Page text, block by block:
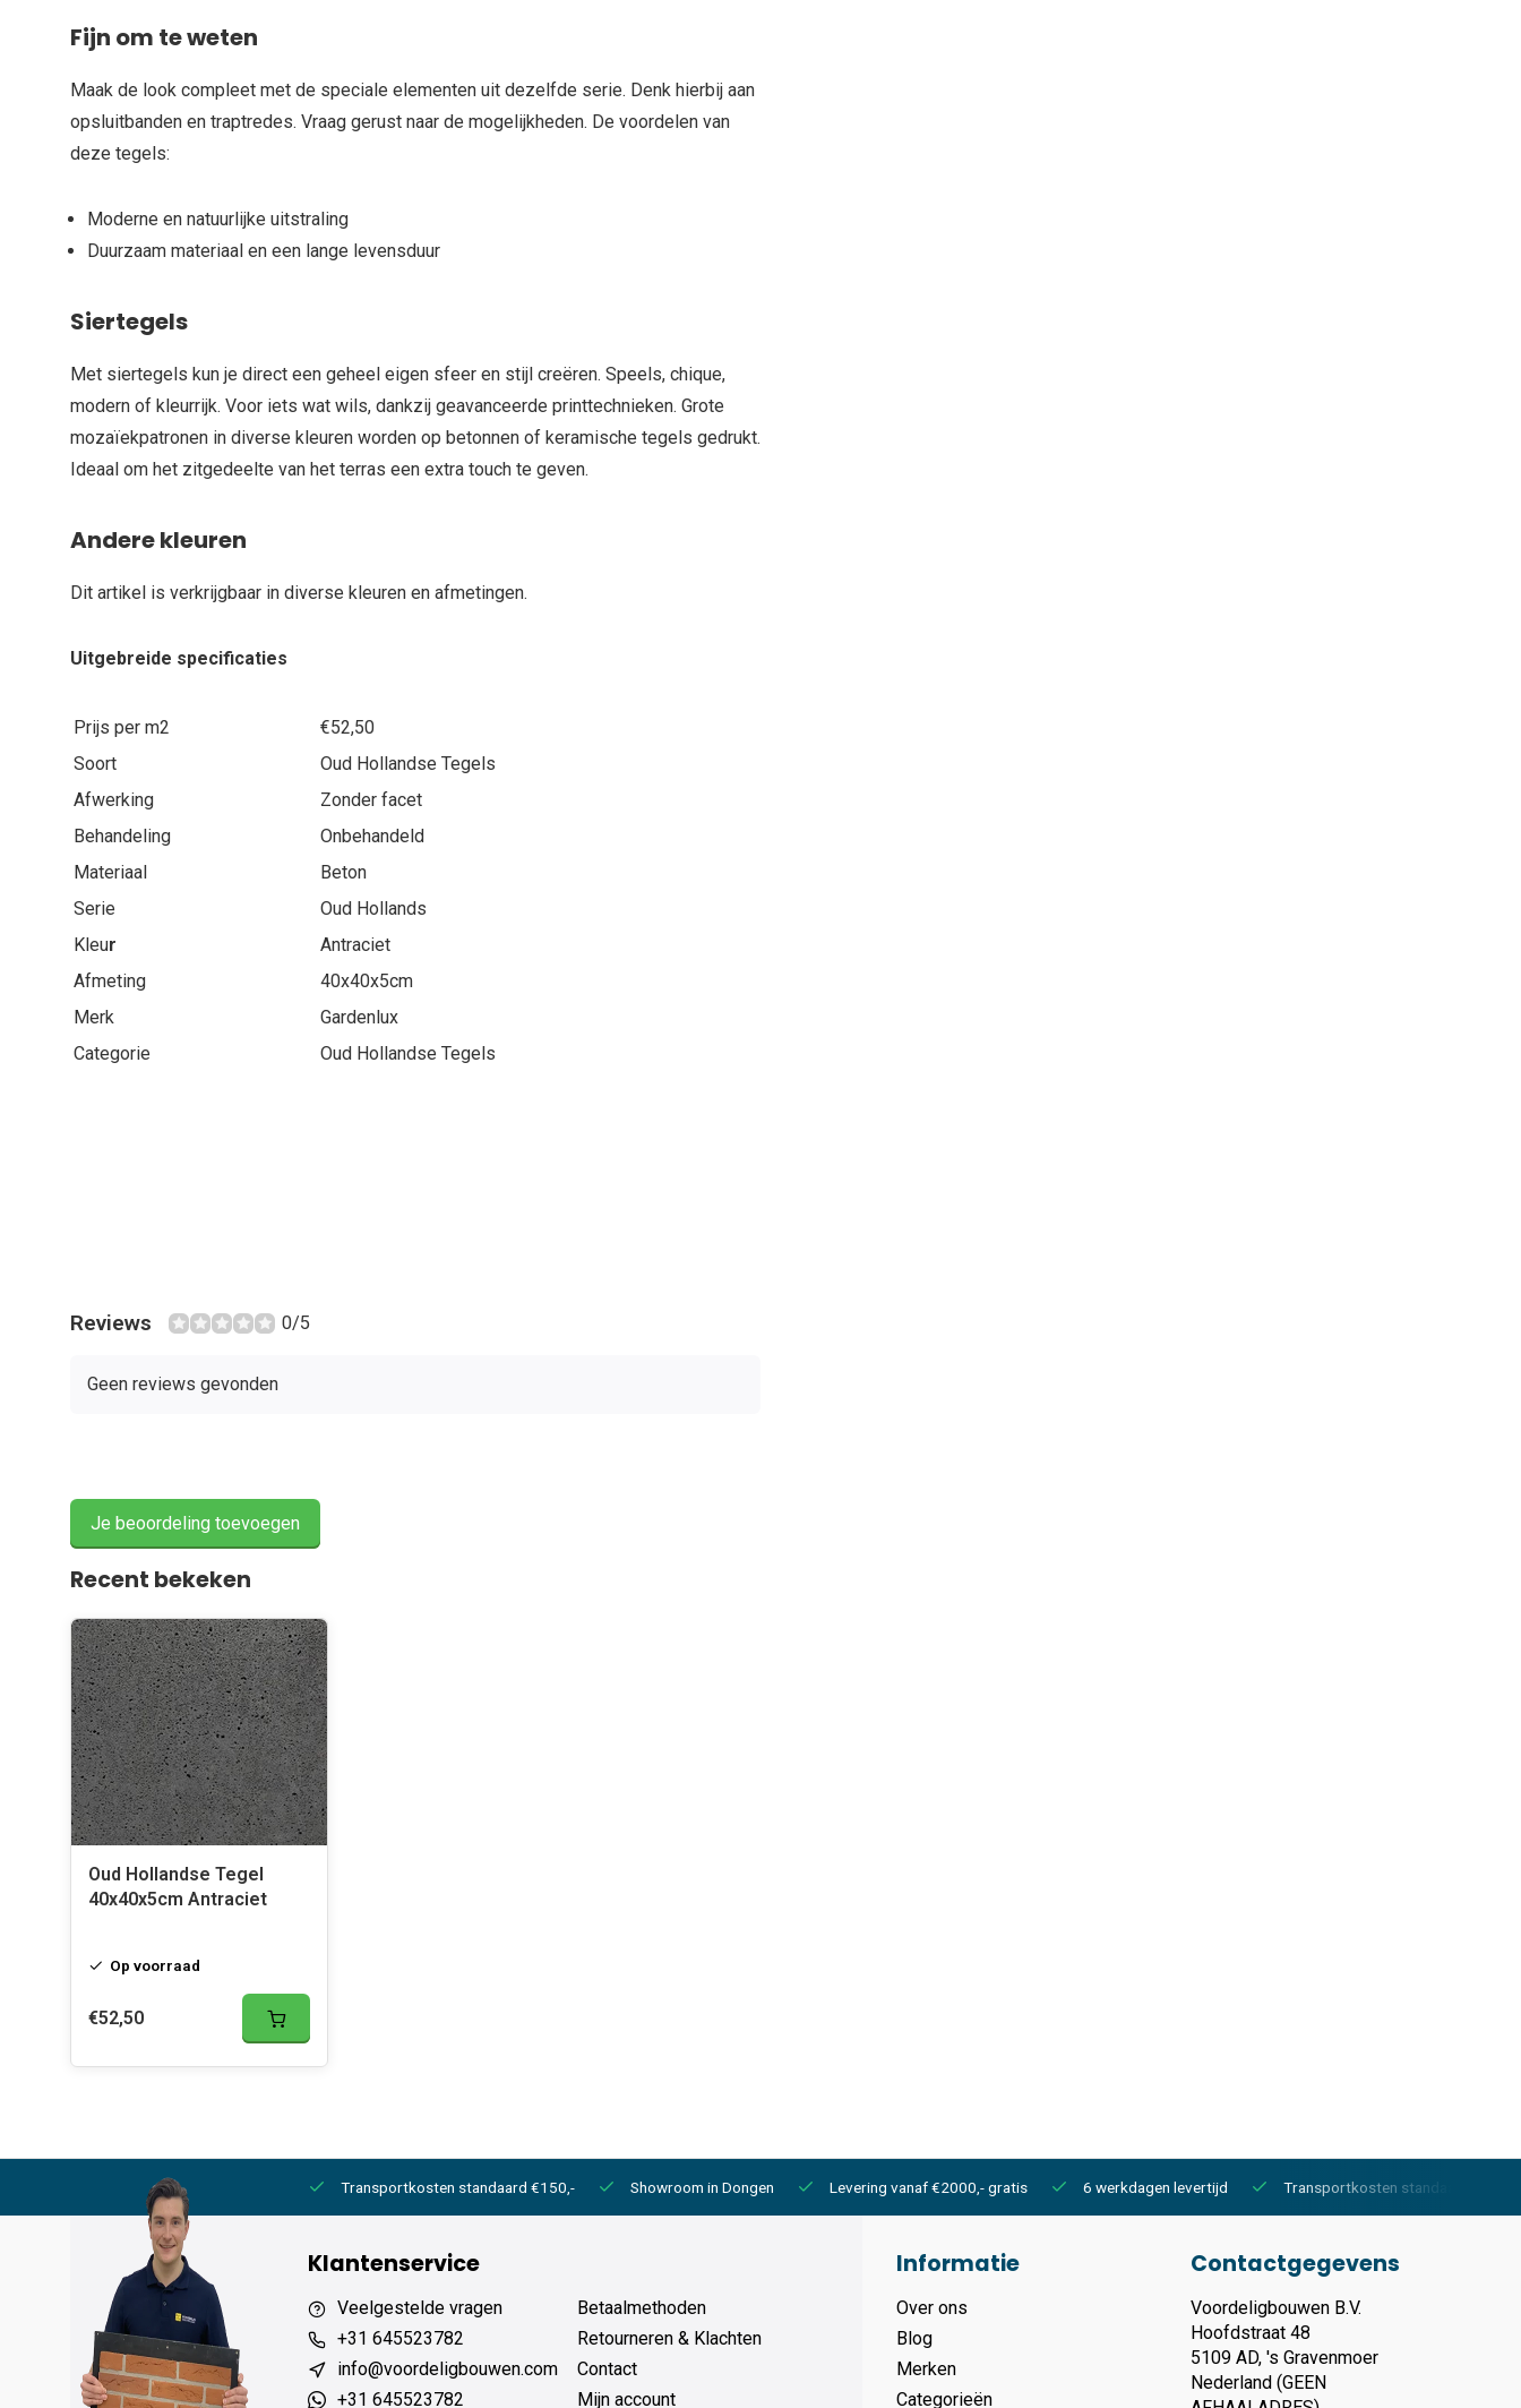
Fijn om te weten
Maak de look compleet met de speciale elementen uit dezelfde serie. Denk hierbij aan
opsluitbanden en traptredes. Vraag gerust naar de mogelijkheden. De voordelen van
deze tegels:
Moderne en natuurlijke uitstraling
Duurzaam materiaal en een lange levensduur
Siertegels
Met siertegels kun je direct een geheel eigen sfeer en stijl creëren. Speels, chique,
modern of kleurrijk. Voor iets wat wils, dankzij geavanceerde printtechnieken. Grote
mozaïekpatronen in diverse kleuren worden op betonnen of keramische tegels gedrukt.
Ideaal om het zitgedeelte van het terras een extra touch te geven.
Andere kleuren
Dit artikel is verkrijgbaar in diverse kleuren en afmetingen.
Uitgebreide specificaties
Prijs per m2
€52,50
Soort
Oud Hollandse Tegels
Afwerking
Zonder facet
Behandeling
Onbehandeld
Materiaal
Beton
Serie
Oud Hollands
Kleur
Antraciet
Afmeting
40x40x5cm
Merk
Gardenlux
Categorie
Oud Hollandse Tegels
Reviews 0/5
Geen reviews gevonden
Je beoordeling toevoegen
Recent bekeken
Oud Hollandse Tegel
40x40x5cm Antraciet
Op voorraad
€52,50
6 werkdagen levertijd Transportkosten standaard €150,- Showroom in Dongen Levering vanaf €2000,- gratis 6 werkdagen levertijd Transportkosten standaard €150,-
Klantenservice
Veelgestelde vragen
+31 645523782
info@voordeligbouwen.com
+31 645523782
Betaalmethoden
Retourneren & Klachten
Contact
Mijn account
Informatie
Over ons
Blog
Merken
Categorieën
Contactgegevens
Voordeligbouwen B.V.
Hoofdstraat 48
5109 AD, 's Gravenmoer
Nederland (GEEN